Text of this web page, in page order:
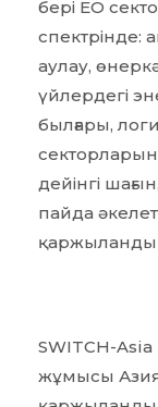
бері ЕО
спектрінде:
аулау,
үйлердегі
былғары,
дейінгі
пайда
SWITCH-
жұмысы